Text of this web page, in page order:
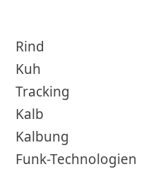
Rind
Kuh
Tracking
Kalb
Kalbung
Funk-Technologien